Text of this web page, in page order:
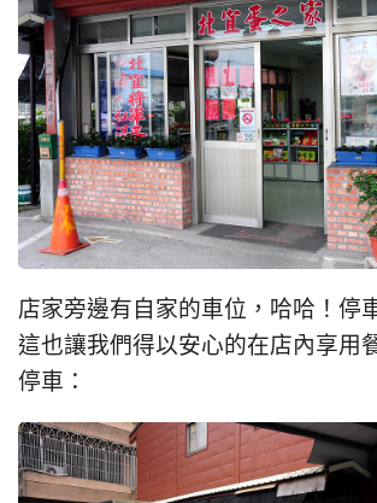
店家旁邊有自家的車位，哈哈！停
這也讓我們得以安心的在店內享用
停車：